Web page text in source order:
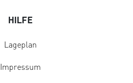
HILFE
Lageplan
Impressum